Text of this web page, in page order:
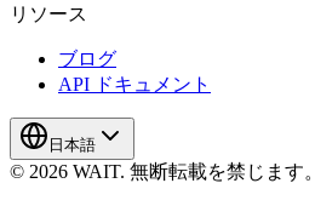
リソース
ブログ
API ドキュメント
日本語
© 2026 WAIT. 無断転載を禁じます。